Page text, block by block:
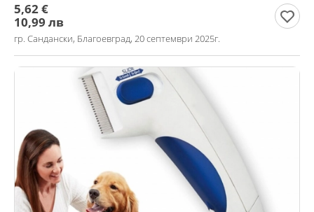
5,62 €
10,99 лв
гр. Сандански, Благоевград, 20 септември 2025г.